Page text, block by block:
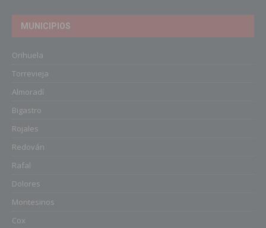
MUNICIPIOS
Orihuela
Torrevieja
Almoradí
Bigastro
Rojales
Redován
Rafal
Dolores
Montesinos
Cox